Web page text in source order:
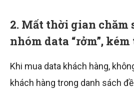
2. Mất thời gian chăm
nhóm data “rởm”,
Khi mua data khách hàng,
khách hàng trong danh sách